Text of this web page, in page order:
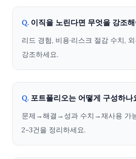
Q. 이직을 노린다면 무엇을 강조
리드 경험, 비용·리스크 절감 수치,
강조하세요.
Q. 포트폴리오는 어떻게 구성하나
문제→해결→성과 수치→재사용 가
2~3건을 정리하세요.